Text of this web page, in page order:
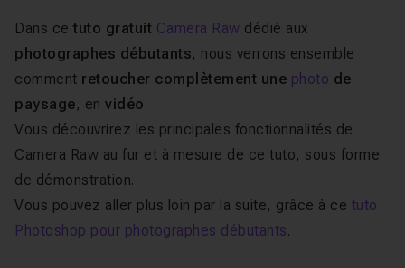
Dans ce tuto gratuit Camera Raw dédié aux
photographes débutants, nous verrons ensemble
comment retoucher complètement une photo de
paysage, en vidéo.
Vous découvrirez les principales fonctionnalités de
Camera Raw au fur et à mesure de ce tuto, sous forme
de démonstration.
Vous pouvez aller plus loin par la suite, grâce à ce tuto
Photoshop pour photographes débutants.